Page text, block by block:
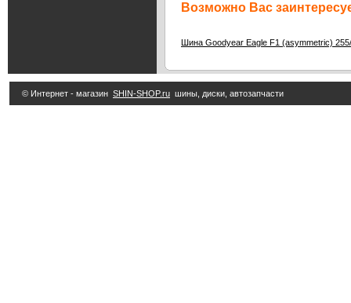
Возможно Вас
Шина Goodyear Eagle F1 (asymmetric)
© Интернет - магазин SHIN-SHOP.ru шины, диски, автозапчасти